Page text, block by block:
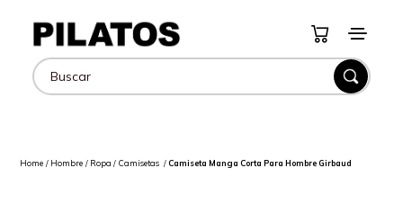
Hombre Ropa Camisetas Camiseta Manga Corta Para Hombre Girbaud